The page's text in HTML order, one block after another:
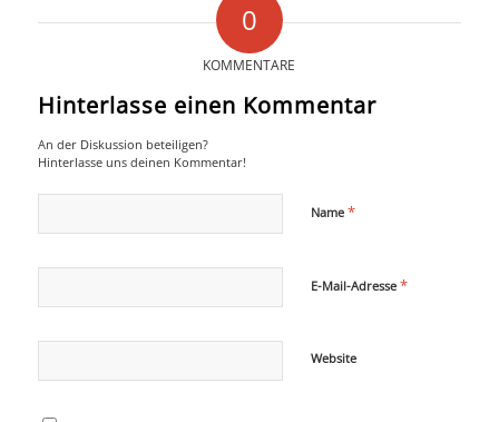
INFO
0
KOMMENTARE
Hinterlasse einen Kommentar
An der Diskussion beteiligen?
Hinterlasse uns deinen Kommentar!
Name *
E-Mail-Adresse *
Website